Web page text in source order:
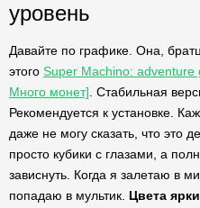
уровень
Давайте по графике. Она,
этого Super Machino:
Много монет] . Стабильная
Рекомендуется к установке.
даже не могу сказать, что это
просто кубики с глазами, а
зависнуть. Когда я залетаю в
попадаю в мультик. Цвета